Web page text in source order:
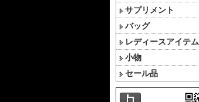
サプリメント
バッグ
レディースアイテム
小物
セール品